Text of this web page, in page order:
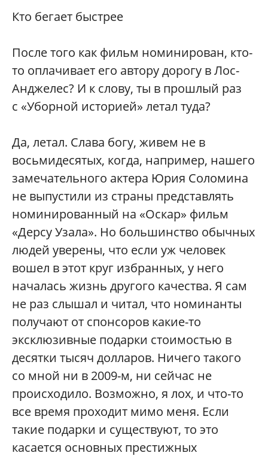
Кто бегает быстрее
После того как фильм номинирован, кто-
то оплачивает его автору дорогу в Лос-
Анджелес? И к слову, ты в прошлый раз
с «Уборной историей» летал туда?
Да, летал. Слава богу, живем не в
восьмидесятых, когда, например, нашего
замечательного актера Юрия Соломина
не выпустили из страны представлять
номинированный на «Оскар» фильм
«Дерсу Узала». Но большинство обычных
людей уверены, что если уж человек
вошел в этот круг избранных, у него
началась жизнь другого качества. Я сам
не раз слышал и читал, что номинанты
получают от спонсоров какие-то
эксклюзивные подарки стоимостью в
десятки тысяч долларов. Ничего такого
со мной ни в 2009-м, ни сейчас не
происходило. Возможно, я лох, и что-то
все время проходит мимо меня. Если
такие подарки и существуют, то это
касается основных престижных